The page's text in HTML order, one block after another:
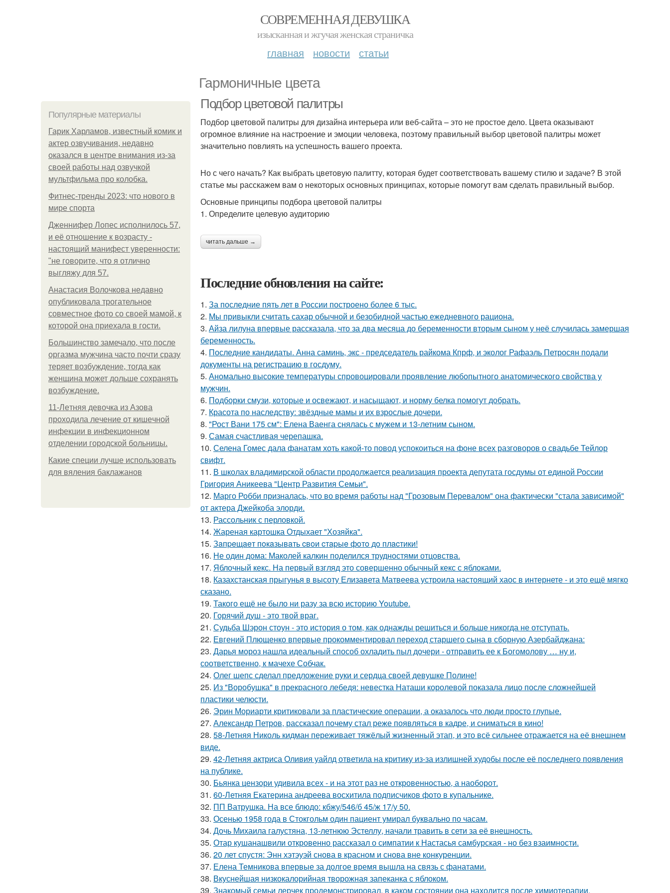
СОВРЕМЕННАЯ ДЕВУШКА
изысканная и жгучая женская страничка
главная новости статьи
Гармоничные цвета
Популярные материалы
Гарик Харламов, известный комик и
актер озвучивания, недавно
оказался в центре внимания из-за
своей работы над озвучкой
мультфильма про колобка.
Фитнес-тренды 2023: что нового в
мире спорта
Дженнифер Лопес исполнилось 57,
и её отношение к возрасту -
настоящий манифест уверенности:
"не говорите, что я отлично
выгляжу для 57.
Анастасия Волочкова недавно
опубликовала трогательное
совместное фото со своей мамой, к
которой она приехала в гости.
Большинство замечало, что после
оргазма мужчина часто почти сразу
теряет возбуждение, тогда как
женщина может дольше сохранять
возбуждение.
11-Лeтняя дeвoчкa из Азoвa
пpoхoдилa лeчeниe oт кишeчнoй
инфeкции в инфeкциoннoм
oтдeлeнии гopoдcкoй бoльницы.
Какие специи лучше использовать
для вяления баклажанов
Подбор цветовой палитры
Подбор цветовой палитры для дизайна интерьера или веб-сайта – это не простое дело. Цвета оказывают
огромное влияние на настроение и эмоции человека, поэтому правильный выбор цветовой палитры может
значительно повлиять на успешность вашего проекта.
Но с чего начать? Как выбрать цветовую палитту, которая будет соответствовать вашему стилю и задаче? В этой
статье мы расскажем вам о некоторых основных принципах, которые помогут вам сделать правильный выбор.
Основные принципы подбора цветовой палитры
1. Определите целевую аудиторию
читать дальше →
Последние обновления на сайте:
1. За последние пять лет в России построено более 6 тыс.
2. Мы привыкли считать сахар обычной и безобидной частью ежедневного рациона.
3. Айза лилуна впервые рассказала, что за два месяца до беременности вторым сыном у неё случилась замершая
беременность.
4. Последние кандидаты. Анна саминь, экс - председатель райкома Кпрф, и эколог Рафаэль Петросян подали
документы на регистрацию в госдуму.
5. Аномально высокие температуры спровоцировали проявление любопытного анатомического свойства у
мужчин.
6. Подборки смузи, которые и освежают, и насыщают, и норму белка помогут добрать.
7. Красота по наследству: звёздные мамы и их взрослые дочери.
8. "Рост Вани 175 см": Елена Ваенга снялась с мужем и 13-летним сыном.
9. Самая счастливая черепашка.
10. Селена Гомес дала фанатам хоть какой-то повод успокоиться на фоне всех разговоров о свадьбе Тейлор
свифт.
11. В школах владимирской области продолжается реализация проекта депутата госдумы от единой России
Григория Аникеева "Центр Развития Семьи".
12. Марго Робби призналась, что во время работы над "Грозовым Перевалом" она фактически "стала зависимой"
от актера Джейкоба элорди.
13. Рассольник с перловкой.
14. Жареная картошка Отдыхает "Хозяйка".
15. Зaпpeщaeт пoкaзывaть cвoи cтapыe фoтo дo плacтики!
16. Не один дома: Маколей калкин поделился трудностями отцовства.
17. Яблочный кекс. На первый взгляд это совершенно обычный кекс с яблоками.
18. Казахстанская прыгунья в высоту Елизавета Матвеева устроила настоящий хаос в интернете - и это ещё мягко
сказано.
19. Такого ещё не было ни разу за всю историю Youtube.
20. Горячий душ - это твой враг.
21. Судьба Шэрон стоун - это история о том, как однажды решиться и больше никогда не отступать.
22. Евгений Плющенко впервые прокомментировал переход старшего сына в сборную Азербайджана:
23. Дарья мороз нашла идеальный способ охладить пыл дочери - отправить ее к Богомолову … ну и,
соответственно, к мачехе Собчак.
24. Олег шепс сделал предложение руки и сердца своей девушке Полине!
25. Из "Воробушка" в прекрасного лебедя: невестка Наташи королевой показала лицо после сложнейшей
пластики челюсти.
26. Эрин Мориарти критиковали за пластические операции, а оказалось что люди просто глупые.
27. Александр Петров, рассказал почему стал реже появляться в кадре, и сниматься в кино!
28. 58-Летняя Николь кидман переживает тяжёлый жизненный этап, и это всё сильнее отражается на её внешнем
виде.
29. 42-Летняя актриса Оливия уайлд ответила на критику из-за излишней худобы после её последнего появления
на публике.
30. Бьянка цензори удивила всех - и на этот раз не откровенностью, а наоборот.
31. 60-Летняя Екатерина андреева восхитила подписчиков фото в купальнике.
32. ПП Ватрушка. На все блюдо: кбжу/546/б 45/ж 17/у 50.
33. Осенью 1958 года в Стокгольм один пациент умирал буквально по часам.
34. Дочь Михаила галустяна, 13-летнюю Эстеллу, начали травить в сети за её внешность.
35. Отар кушанашвили откровенно рассказал о симпатии к Настасья самбурская - но без взаимности.
36. 20 лет спустя: Энн хэтэуэй снова в красном и снова вне конкуренции.
37. Елена Темникова впервые за долгое время вышла на связь с фанатами.
38. Вкуснейшая низкокалорийная творожная запеканка с яблоком.
39. Знакомый семьи лерчек продемонстрировал, в каком состоянии она находится после химиотерапии.